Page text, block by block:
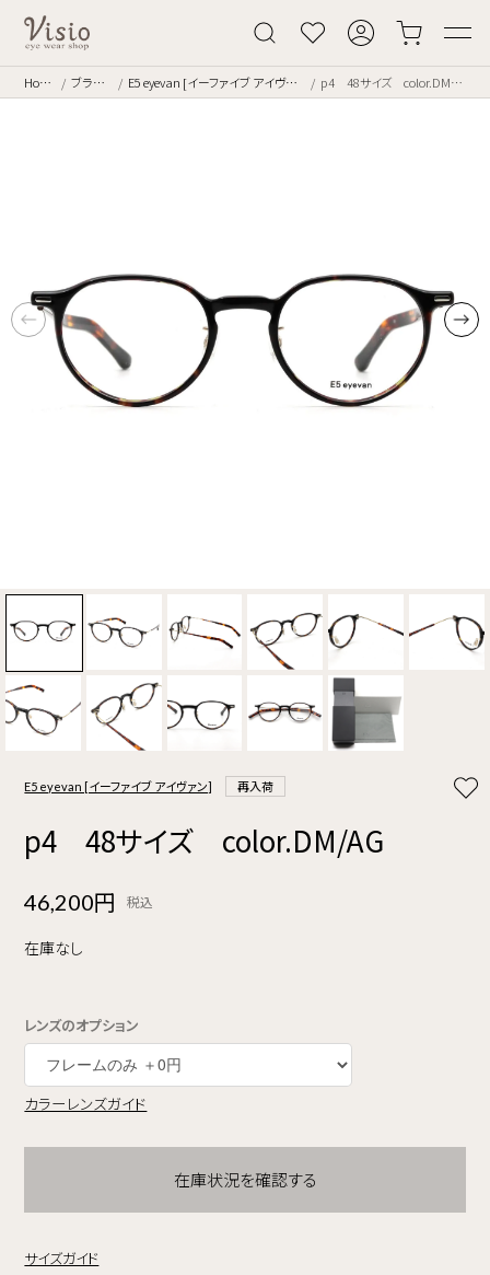
Home ブランド E5 eyevan [イーファイブ アイヴァン] p4 48サイズ color.DM/AG
E5 eyevan [イーファイブ アイヴァン] 再入荷
p4 48サイズ color.DM/AG
46,200円 税込
在庫なし
レンズのオプション
カラーレンズガイド
在庫状況を確認する
サイズガイド